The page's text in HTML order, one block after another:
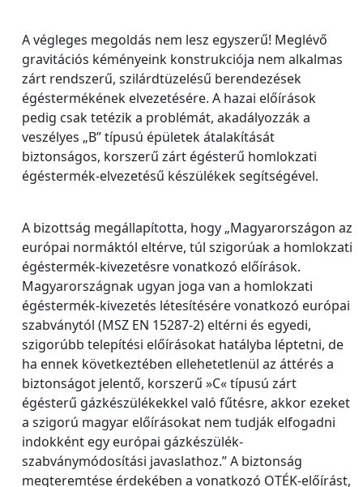
A végleges megoldás nem lesz egyszerű! Meglévő
gravitációs kéményeink konstrukciója nem alkalmas
zárt rendszerű, szilárdtüzelésű berendezések
égéstermékének elvezetésére. A hazai előírások
pedig csak tetézik a problémát, akadályozzák a
veszélyes „B” típusú épületek átalakítását
biztonságos, korszerű zárt égésterű homlokzati
égéstermék-elvezetésű készülékek segítségével.
A bizottság megállapította, hogy „Magyarországon az
európai normáktól eltérve, túl szigorúak a homlokzati
égéstermék-kivezetésre vonatkozó előírások.
Magyarországnak ugyan joga van a homlokzati
égéstermék-kivezetés létesítésére vonatkozó európai
szabványtól (MSZ EN 15287-2) eltérni és egyedi,
szigorúbb telepítési előírásokat hatályba léptetni, de
ha ennek következtében ellehetetlenül az áttérés a
biztonságot jelentő, korszerű »C« típusú zárt
égésterű gázkészülékekkel való fűtésre, akkor ezeket
a szigorú magyar előírásokat nem tudják elfogadni
indokként egy európai gázkészülék-
szabványmódosítási javaslathoz.” A biztonság
megteremtése érdekében a vonatkozó OTÉK-előírást,